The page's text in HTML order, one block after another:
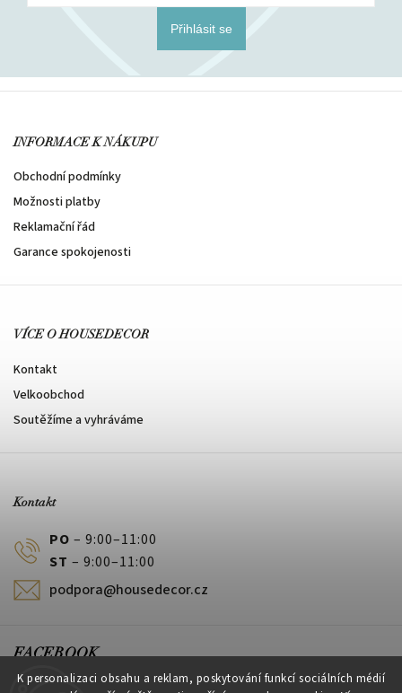
K personalizaci obsahu a reklam, poskytování funkcí sociálních médií
Přihlásit se
INFORMACE K NÁKUPU
Obchodní podmínky
Možnosti platby
Reklamační řád
Garance spokojenosti
VÍCE O HOUSEDECOR
Kontakt
Velkoobchod
Soutěžíme a vyhráváme
Kontakt
PO – 9:00–11:00
ST – 9:00–11:00
podpora@housedecor.cz
FACEBOOK